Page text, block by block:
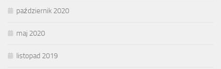
październik 2020
maj 2020
listopad 2019